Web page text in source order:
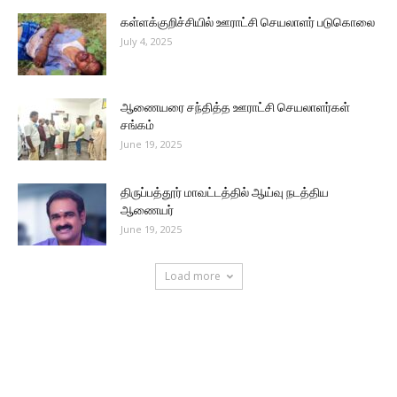
கள்ளக்குறிச்சியில் ஊராட்சி செயலாளர் படுகொலை
July 4, 2025
ஆணையரை சந்தித்த ஊராட்சி செயலாளர்கள்
சங்கம்
June 19, 2025
திருப்பத்தூர் மாவட்டத்தில் ஆய்வு நடத்திய
ஆணையர்
June 19, 2025
Load more